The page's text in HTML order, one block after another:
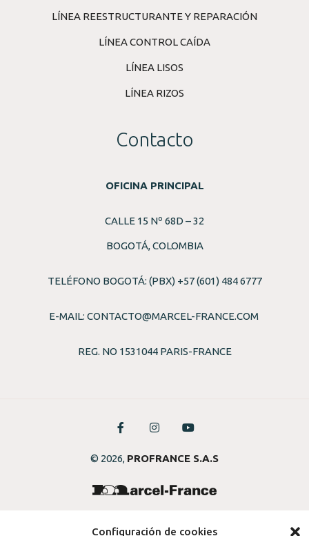
Configuración de cookies
LÍNEA REESTRUCTURANTE Y REPARACIÓN
LÍNEA CONTROL CAÍDA
LÍNEA LISOS
LÍNEA RIZOS
Contacto
OFICINA PRINCIPAL
CALLE 15 Nº 68D – 32
BOGOTÁ, COLOMBIA
TELÉFONO BOGOTÁ: (PBX) +57 (601) 484 6777
E-MAIL: CONTACTO@MARCEL-FRANCE.COM
REG. NO 1531044 PARIS-FRANCE
© 2026, PROFRANCE S.A.S